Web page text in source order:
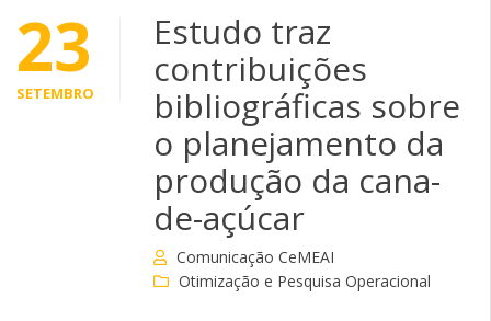
23
SETEMBRO
Estudo traz
contribuições
bibliográficas sobre
o planejamento da
produção da cana-
de-açúcar
Comunicação CeMEAI
Otimização e Pesquisa Operacional